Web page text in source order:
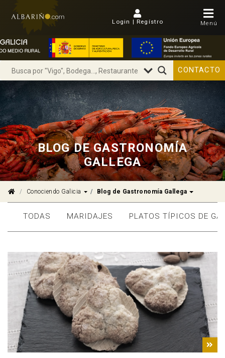
Login | Regístro Menú
CONTACTO
BLOG DE GASTRONOMÍA
GALLEGA
Conociendo Galicia Dropdown
Blog de Gastronomía Gallega Dropdown
TODAS MARIDAJES PLATOS TÍPICOS DE